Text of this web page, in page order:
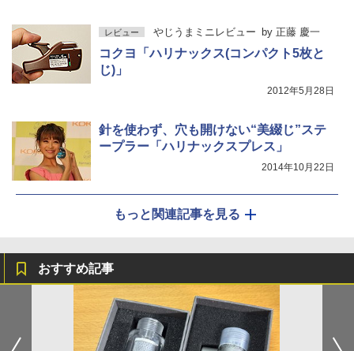
レビュー やじうまミニレビュー by 正藤 慶一
コクヨ「ハリナックス(コンパクト5枚と
じ)」
2012年5月28日
針を使わず、穴も開けない“美綴じ”ステ
ープラー「ハリナックスプレス」
2014年10月22日
もっと関連記事を見る
おすすめ記事